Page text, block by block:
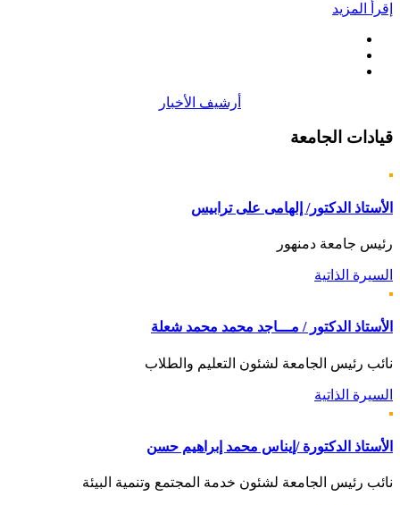
إقرأ المزيد
أرشيف الأخبار
قيادات الجامعة
الأستاذ الدكتور/ إلهامى على ترابيس
رئيس جامعة دمنهور
السيرة الذاتية
الأستاذ الدكتور / مـــاجد محمد محمد شعلة
نائب رئيس الجامعة لشئون التعليم والطلاب
السيرة الذاتية
الأستاذ الدكتورة /إيناس محمد إبراهيم حسن
نائب رئيس الجامعة لشئون خدمة المجتمع وتنمية البيئة